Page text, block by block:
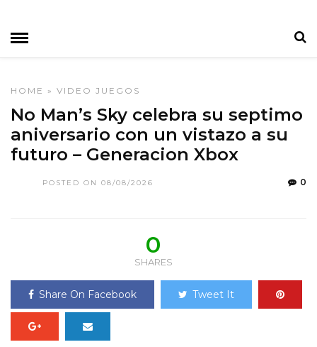
HOME » VIDEO JUEGOS
No Man’s Sky celebra su septimo
aniversario con un vistazo a su
futuro – Generacion Xbox
POSTED ON 08/08/2026 0
0
SHARES
Share On Facebook Tweet It